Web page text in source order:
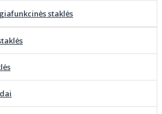
staklės